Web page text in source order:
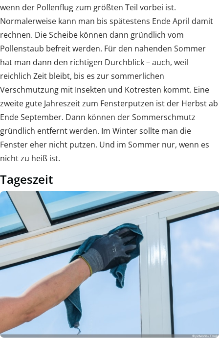
wenn der Pollenflug zum größten Teil vorbei ist.
Normalerweise kann man bis spätestens Ende April damit
rechnen. Die Scheibe können dann gründlich vom
Pollenstaub befreit werden. Für den nahenden Sommer
hat man dann den richtigen Durchblick – auch, weil
reichlich Zeit bleibt, bis es zur sommerlichen
Verschmutzung mit Insekten und Kotresten kommt. Eine
zweite gute Jahreszeit zum Fensterputzen ist der Herbst ab
Ende September. Dann können der Sommerschmutz
gründlich entfernt werden. Im Winter sollte man die
Fenster eher nicht putzen. Und im Sommer nur, wenn es
nicht zu heiß ist.
Tageszeit